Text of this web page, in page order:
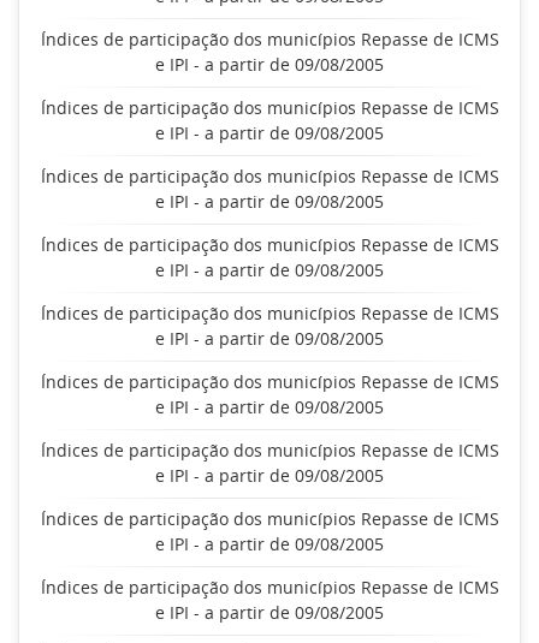
Índices de participação dos municípios Repasse de ICMS
e IPI - a partir de 09/08/2005
Índices de participação dos municípios Repasse de ICMS
e IPI - a partir de 09/08/2005
Índices de participação dos municípios Repasse de ICMS
e IPI - a partir de 09/08/2005
Índices de participação dos municípios Repasse de ICMS
e IPI - a partir de 09/08/2005
Índices de participação dos municípios Repasse de ICMS
e IPI - a partir de 09/08/2005
Índices de participação dos municípios Repasse de ICMS
e IPI - a partir de 09/08/2005
Índices de participação dos municípios Repasse de ICMS
e IPI - a partir de 09/08/2005
Índices de participação dos municípios Repasse de ICMS
e IPI - a partir de 09/08/2005
Índices de participação dos municípios Repasse de ICMS
e IPI - a partir de 09/08/2005